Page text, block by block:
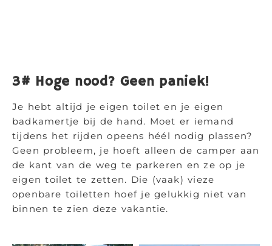
3# Hoge nood? Geen paniek!
Je hebt altijd je eigen toilet en je eigen
badkamertje bij de hand. Moet er iemand
tijdens het rijden opeens héél nodig plassen?
Geen probleem, je hoeft alleen de camper aan
de kant van de weg te parkeren en ze op je
eigen toilet te zetten. Die (vaak) vieze
openbare toiletten hoef je gelukkig niet van
binnen te zien deze vakantie.